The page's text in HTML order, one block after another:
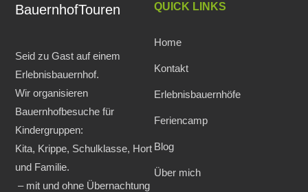
BauernhofTouren
Seid zu Gast auf einem
Erlebnisbauernhof.
Wir organisieren
Bauernhofbesuche für
Kindergruppen:
Kita, Krippe, Schulklasse, Hort
und Familie.
– mit und ohne Übernachtung
QUICK LINKS
Home
Kontakt
Erlebnisbauernhöfe
Feriencamp
Blog
Über mich